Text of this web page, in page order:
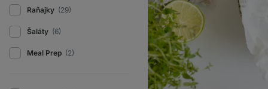
Raňajky (29)
Šaláty (6)
Meal Prep (2)